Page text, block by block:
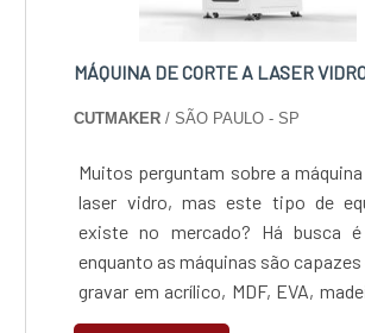
MÁQUINA DE CORTE A LASER
CUTMAKER / SÃO PAULO - SP
Muitos perguntam sobre a
laser vidro, mas este tipo de
existe no mercado? Há busca
enquanto as máquinas são
gravar em acrílico, MDF, EVA,
couro e os mais variados